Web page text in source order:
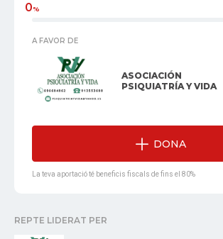
0%
A FAVOR DE
ASOCIACIÓN
PSIQUIATRÍA Y VIDA
DONA
La teva aportació té beneficis fiscals de fins el 80%
REPTE LIDERAT PER